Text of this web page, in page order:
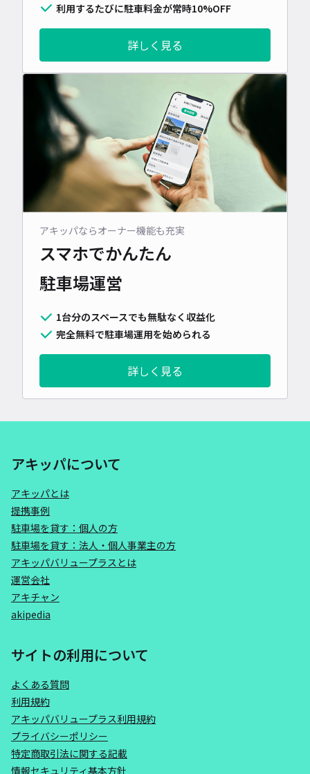
利用するたびに駐車料金が常時10%OFF
詳しく見る
アキッパならオーナー機能も充実
スマホでかんたん
駐車場運営
1台分のスペースでも無駄なく収益化
完全無料で駐車場運用を始められる
詳しく見る
アキッパについて
アキッパとは
提携事例
駐車場を貸す：個人の方
駐車場を貸す：法人・個人事業主の方
アキッパバリュープラスとは
運営会社
アキチャン
akipedia
サイトの利用について
よくある質問
利用規約
アキッパバリュープラス利用規約
プライバシーポリシー
特定商取引法に関する記載
情報セキュリティ基本方針